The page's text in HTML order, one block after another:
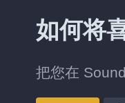
如何将
把您在